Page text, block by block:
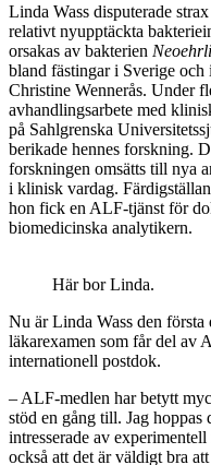
Linda Wass disputerade
relativt nyupptäckta
orsakas av bakterien
bland fästingar i Sverige
Christine Wennerås. Under
avhandlingsarbete med
på Sahlgrenska
berikade hennes forskning.
forskningen omsätts till nya
i klinisk vardag.
hon fick en ALF-tjänst för
biomedicinska analytikern.
Här bor Linda.
Nu är Linda Wass den första
läkarexamen som får del av
internationell postdok.
– ALF-medlen har betytt
stöd en gång till. Jag hoppas
intresserade av
också att det är väldigt bra